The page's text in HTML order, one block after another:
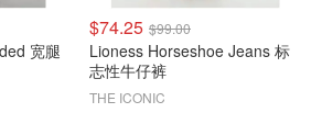
宽腿
$74.25 $99.00
Lioness Horseshoe Jeans 标
志性牛仔裤
THE ICONIC